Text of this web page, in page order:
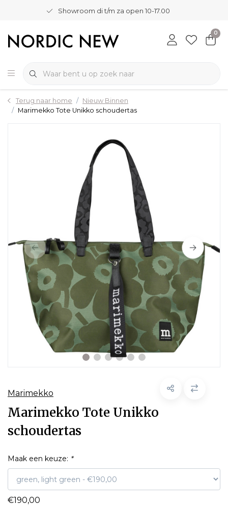
Showroom di t/m za open 10-17.00
0
Terug naar home
Nieuw Binnen
Marimekko Tote Unikko schoudertas
Marimekko
Marimekko Tote Unikko
schoudertas
Maak een keuze: *
€190,00